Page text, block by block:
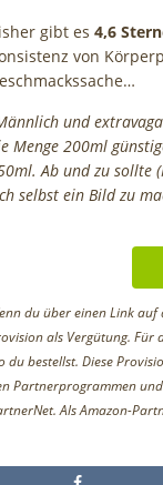
gibt es 4,6
von
und
Menge 200ml
Ab und zu sollte
selbst ein Bild zu
du über einen Link
als Vergütung.
du bestellst. Diese
Partnerprogrammen
Als Amazon-